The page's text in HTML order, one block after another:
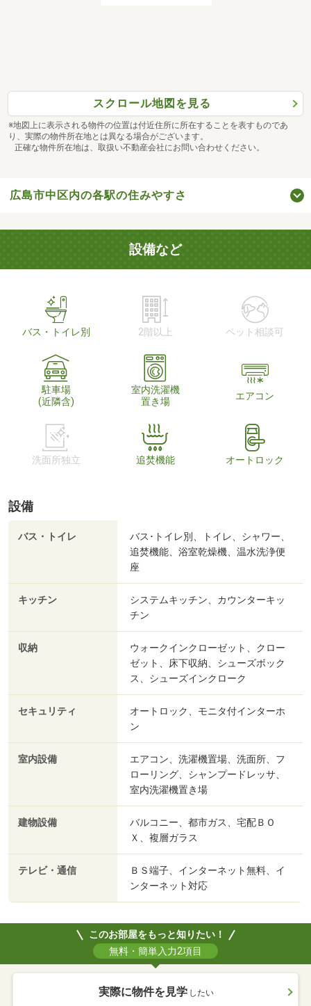
スクロール地図を見る
※地図上に表示される物件の位置は付近住所に所在することを表すものであ
り、実際の物件所在地とは異なる場合がございます。
正確な物件所在地は、取扱い不動産会社にお問い合わせください。
広島市中区内の各駅の住みやすさ
設備など
バス・トイレ別 2階以上 ペット相談可
駐車場
(近隣含)
室内洗濯機
置き場
エアコン
洗面所独立 追焚機能 オートロック
設備
バス・トイレ
バス･トイレ別、トイレ、シャワー、
追焚機能、浴室乾燥機、温水洗浄便
座
キッチン
システムキッチン、カウンターキッ
チン
収納
ウォークインクローゼット、クロー
ゼット、床下収納、シューズボック
ス、シューズインクローク
セキュリティ
オートロック、モニタ付インターホ
ン
室内設備
エアコン、洗濯機置場、洗面所、フ
ローリング、シャンプードレッサ、
室内洗濯機置き場
建物設備
バルコニー、都市ガス、宅配ＢＯ
Ｘ、複層ガラス
テレビ・通信
ＢＳ端子、インターネット無料、イ
ンターネット対応
このお部屋をもっと知りたい！
無料・簡単入力2項目
実際に物件を見学 したい